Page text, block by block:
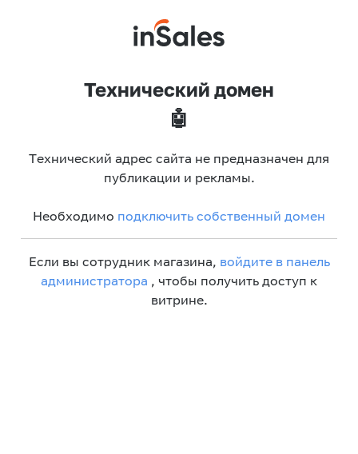
Технический домен
🤖
Технический адрес сайта не предназначен для
публикации и рекламы.
Необходимо подключить собственный домен
Если вы сотрудник магазина, войдите в панель
администратора , чтобы получить доступ к
витрине.